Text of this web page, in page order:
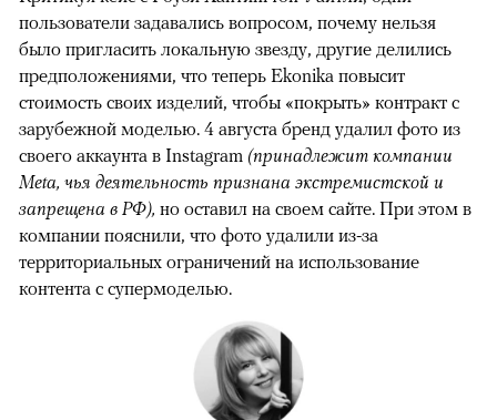
пользователи задавались вопросом, почему нельзя
было пригласить локальную звезду, другие делились
предположениями, что теперь Ekonika повысит
стоимость своих изделий, чтобы «покрыть» контракт с
зарубежной моделью. 4 августа бренд удалил фото из
своего аккаунта в Instagram (принадлежит компании
Meta, чья деятельность признана экстремистской и
запрещена в РФ), но оставил на своем сайте. При этом в
компании пояснили, что фото удалили из-за
территориальных ограничений на использование
контента с супермоделью.